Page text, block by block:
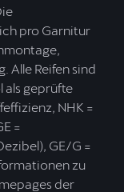
pro Garnitur
Alle Reifen sind
als geprüfte
NHK =
=
GE/G =
zu
der